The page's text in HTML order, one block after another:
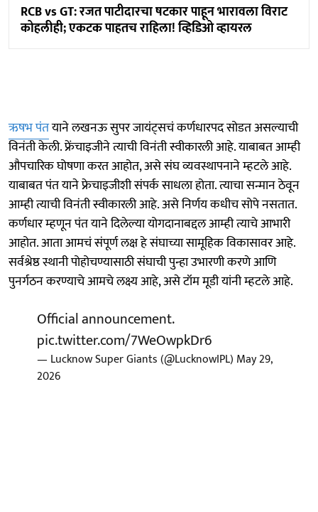
RCB vs GT: रजत पाटीदारचा षटकार पाहून भारावला विराट
कोहलीही; एकटक पाहतच राहिला! व्हिडिओ व्हायरल
ऋषभ पंतयाने लखनऊ सुपर जायंट्सचं कर्णधारपद सोडत असल्याची
विनंती केली. फ्रेंचाइजीने त्याची विनंती स्वीकारली आहे. याबाबत आम्ही
औपचारिक घोषणा करत आहोत, असे संघ व्यवस्थापनाने म्हटले आहे.
याबाबत पंत याने फ्रेचाइजीशी संपर्क साधला होता. त्याचा सन्मान ठेवून
आम्ही त्याची विनंती स्वीकारली आहे. असे निर्णय कधीच सोपे नसतात.
कर्णधार म्हणून पंत याने दिलेल्या योगदानाबद्दल आम्ही त्याचे आभारी
आहोत. आता आमचं संपूर्ण लक्ष हे संघाच्या सामूहिक विकासावर आहे.
सर्वश्रेष्ठ स्थानी पोहोचण्यासाठी संघाची पुन्हा उभारणी करणे आणि
पुनर्गठन करण्याचे आमचे लक्ष्य आहे, असे टॉम मूडी यांनी म्हटले आहे.
Official announcement.
pic.twitter.com/7WeOwpkDr6
— Lucknow Super Giants (@LucknowIPL) May 29,
2026